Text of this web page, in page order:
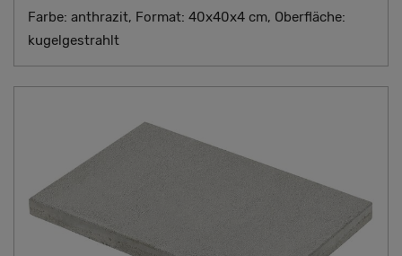
Farbe: anthrazit, Format: 40x40x4 cm, Oberfläche:
kugelgestrahlt